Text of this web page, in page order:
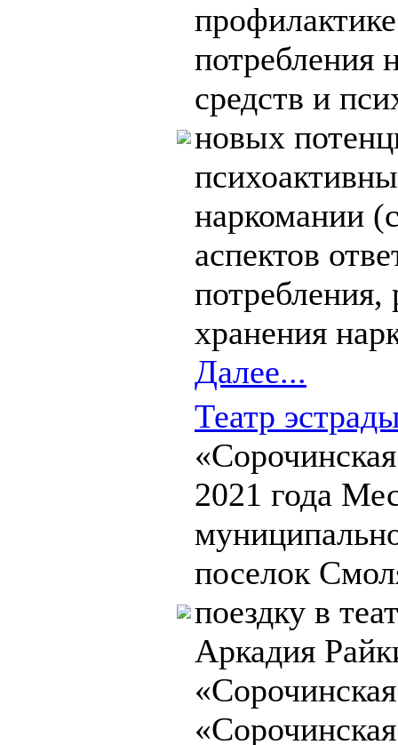
потребления
средств и
новых
наркомании
аспектов
потребления,
хранения
Далее...
Театр
2021 года
поселок
поездку в
Аркадия